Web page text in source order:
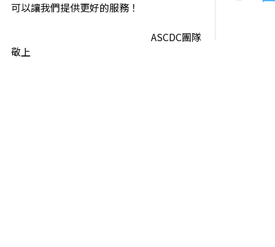
可以讓我們提供更好的服務！
ASCDC團隊
敬上